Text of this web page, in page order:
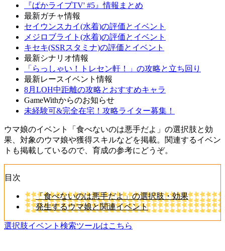
『ぱかライブTV' #5』情報まとめ
最新ガチャ情報
セイウンスカイ(水着)の評価とイベント
メジロブライト(水着)の評価とイベント
キセキ(SSRスタミナ)の評価とイベント
最新シナリオ情報
「らっしゃい！トレセン軒！」の攻略と立ち回り
最新レースイベント情報
8月LOH中距離の攻略とおすすめキャラ
GameWithからのお知らせ
未経験可&完全在宅！攻略ライター募集！
ウマ娘のイベント「食べないのは悪手だよ」の選択肢と効
果、対象のウマ娘や獲得スキルなどを掲載。関連するイベン
トも掲載しているので、育成の参考にどうぞ。
目次
「食べないのは悪手だよ」の選択肢・効果
発生するウマ娘と関連イベント
選択肢イベント検索ツールはこちら